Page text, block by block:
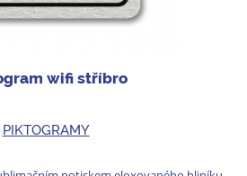
wifi stříbro
PIKTOGRAMY